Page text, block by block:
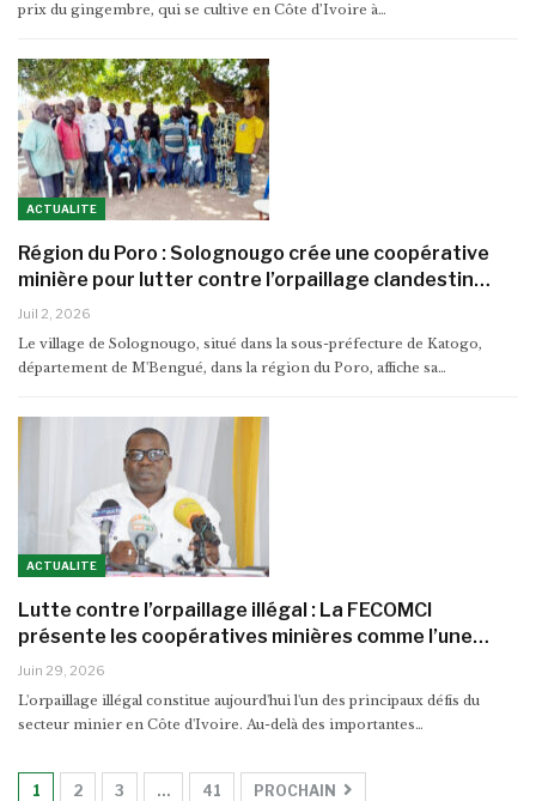
prix du gingembre, qui se cultive en Côte d’Ivoire à…
ACTUALITE
Région du Poro : Solognougo crée une coopérative
minière pour lutter contre l’orpaillage clandestin…
Juil 2, 2026
Le village de Solognougo, situé dans la sous-préfecture de Katogo,
département de M'Bengué, dans la région du Poro, affiche sa…
ACTUALITE
Lutte contre l’orpaillage illégal : La FECOMCI
présente les coopératives minières comme l’une…
Juin 29, 2026
L'orpaillage illégal constitue aujourd'hui l'un des principaux défis du
secteur minier en Côte d'Ivoire. Au-delà des importantes…
1 2 3 … 41 PROCHAIN